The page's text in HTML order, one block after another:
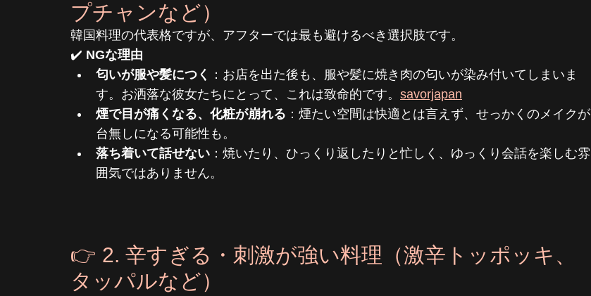
プチャンなど）
韓国料理の代表格ですが、アフターでは最も避けるべき選択肢です。
✔️ NGな理由
匂いが服や髪につく
：お店を出た後も、服や髪に焼き肉の匂いが染み付いてしまいま
す。お洒落な彼女たちにとって、これは致命的です。 savorjapan
煙で目が痛くなる、化粧が崩れる ：煙たい空間は快適とは言えず、せっかくのメイクが
台無しになる可能性も。
落ち着いて話せない ：焼いたり、ひっくり返したりと忙しく、ゆっくり会話を楽しむ雰
囲気ではありません。
👉 2. 辛すぎる・刺激が強い料理（激辛トッポッキ、
タッパルなど）